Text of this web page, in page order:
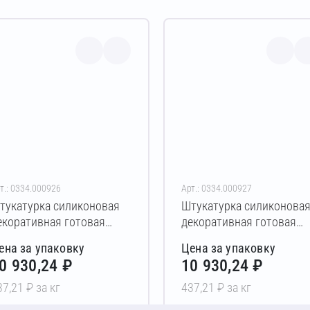
0334.000926
силиконовая
готовая
кг (прозрачный)
за упаковку
930,24 ₽
₽ за кг
Арт.: 0334.000927
Штукатурка силиконовая
декоративная готовая
25 кг (белый)
Цена за упаковку
10 930,24 ₽
437,21 ₽ за кг